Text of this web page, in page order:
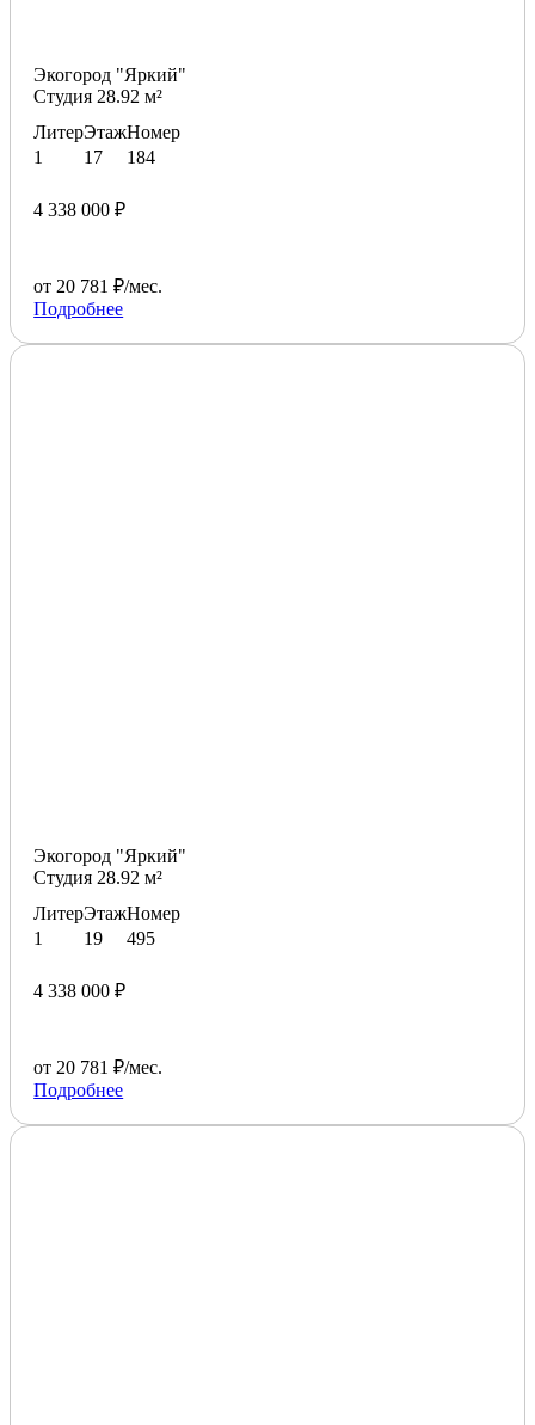
Экогород "Яркий"
Студия 28.92 м²
Литер
1
Этаж
17
Номер
184
4 338 000 ₽
от 20 781 ₽/мес.
Подробнее
Экогород "Яркий"
Студия 28.92 м²
Литер
1
Этаж
19
Номер
495
4 338 000 ₽
от 20 781 ₽/мес.
Подробнее